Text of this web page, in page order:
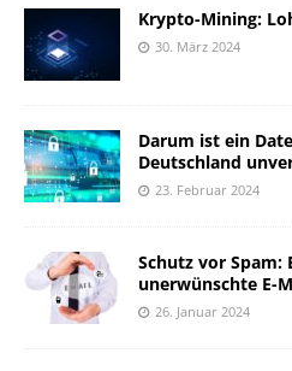
Krypto-Mining:
30. März 2024
Darum ist ein
Deutschland
23. Februar 2024
Schutz vor Spam:
unerwünschte E-
26. Januar 2024